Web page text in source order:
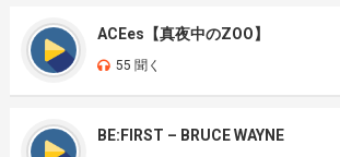
ACEes【真夜中のZOO】
55 聞く
BE:FIRST – BRUCE WAYNE